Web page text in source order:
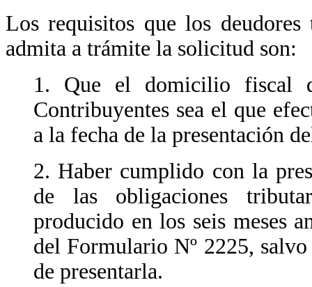
Los requisitos que los
admita a trámite la solicitud son:
1. Que el domicilio fiscal
Contribuyentes sea el que
a la fecha de la presentación
2. Haber cumplido con la
de las obligaciones
producido en los seis meses
del Formulario Nº 2225,
de presentarla.